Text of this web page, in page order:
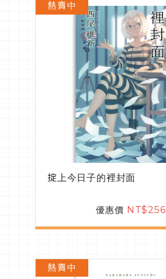
掟上今日子的裡封面
優惠價 NT$256
熱賣中
熱賣中